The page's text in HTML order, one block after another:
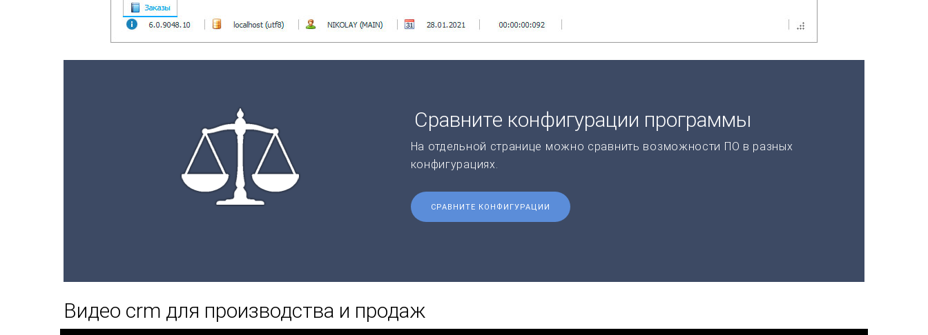
Сравните конфигурации программы
На отдельной странице можно сравнить возможности ПО в разных
конфигурациях.
СРАВНИТЕ КОНФИГУРАЦИИ
Видео crm для производства и продаж